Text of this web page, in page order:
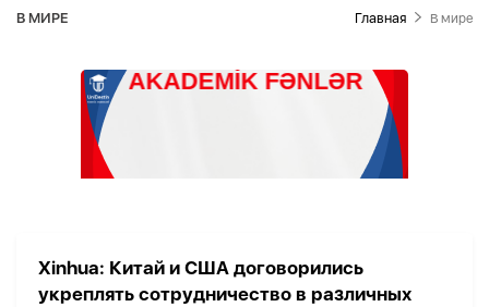
В МИРЕ Главная В мире
Xinhua: Китай и США договорились
укреплять сотрудничество в различных